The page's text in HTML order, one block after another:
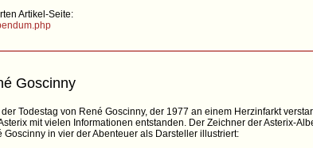
Artikel-Seite:
Goscinny
Todestag von René Goscinny, der 1977 an einem Herzinfarkt
mit vielen Informationen entstanden. Der Zeichner der Asterix-
in vier der Abenteuer als Darsteller illustriert: